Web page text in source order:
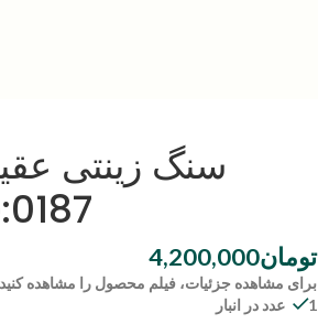
سنگ زینتی
تومان4,200,000
برای مشاهده جزئیات، فیلم محصول را مشاهده کنید
1 عدد در انبار